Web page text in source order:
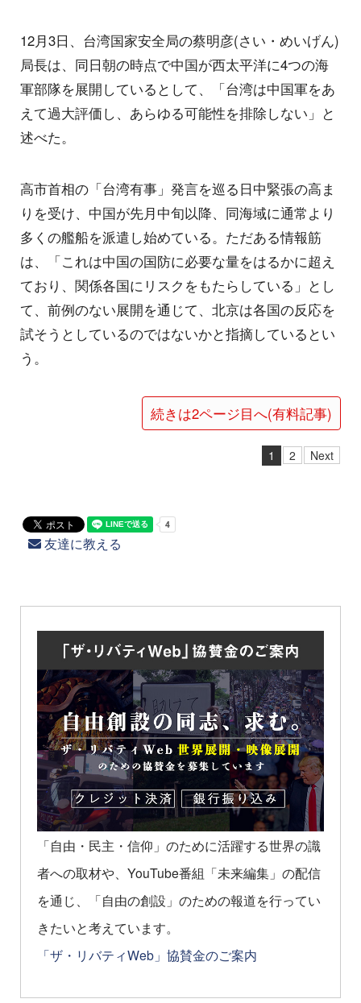
12月3日、台湾国家安全局の蔡明彦(さい・めいげん)
局長は、同日朝の時点で中国が西太平洋に4つの海
軍部隊を展開しているとして、「台湾は中国軍をあ
えて過大評価し、あらゆる可能性を排除しない」と
述べた。
高市首相の「台湾有事」発言を巡る日中緊張の高ま
りを受け、中国が先月中旬以降、同海域に通常より
多くの艦船を派遣し始めている。ただある情報筋
は、「これは中国の国防に必要な量をはるかに超え
ており、関係各国にリスクをもたらしている」とし
て、前例のない展開を通じて、北京は各国の反応を
試そうとしているのではないかと指摘しているとい
う。
続きは2ページ目へ(有料記事)
1 2 Next
友達に教える
「自由・民主・信仰」のために活躍する世界の識
者への取材や、YouTube番組「未来編集」の配信
を通じ、「自由の創設」のための報道を行ってい
きたいと考えています。
「ザ・リバティWeb」協賛金のご案内